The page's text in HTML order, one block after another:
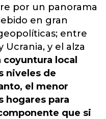
por un panorama
en gran
entre
Ucrania, y el alza
coyuntura local
niveles de
el menor
hogares para
que si